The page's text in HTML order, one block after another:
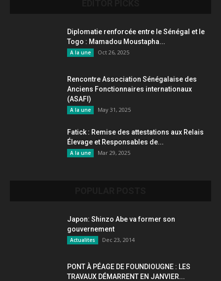
Diplomatie renforcée entre le Sénégal et le
Togo : Mamadou Moustapha...
A la une Oct 26, 2025
Rencontre Association Sénégalaise des
Anciens Fonctionnaires internationaux
(ASAFI)
A la une May 31, 2025
Fatick : Remise des attestations aux Relais
Élevage et Responsables de...
A la une Mar 29, 2025
Japon: Shinzo Abe va former son
gouvernement
Actualites Dec 23, 2014
PONT À PÉAGE DE FOUNDIOUGNE : LES
TRAVAUX DÉMARRENT EN JANVIER...